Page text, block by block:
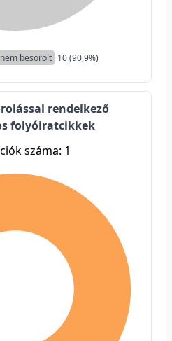
nem besorolt 10 (90,9%)
rendelkező
folyóiratcikkek
száma: 1